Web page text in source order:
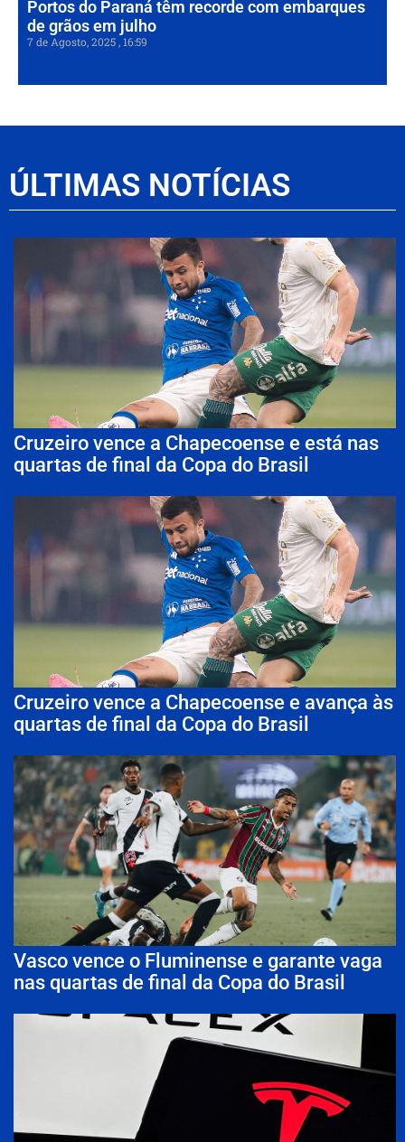
Portos do Paraná têm recorde com embarques
de grãos em julho
7 de Agosto, 2025 16:59
ÚLTIMAS NOTÍCIAS
Cruzeiro vence a Chapecoense e está nas
quartas de final da Copa do Brasil
Cruzeiro vence a Chapecoense e avança às
quartas de final da Copa do Brasil
Vasco vence o Fluminense e garante vaga
nas quartas de final da Copa do Brasil